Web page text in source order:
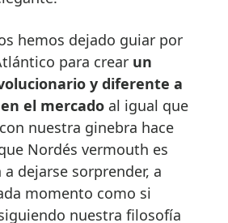
hemos dejado guiar por
para crear un
y diferente a
el mercado al igual que
nuestra ginebra hace
Nordés vermouth es
dejarse sorprender, a
momento como si
nuestra filosofía